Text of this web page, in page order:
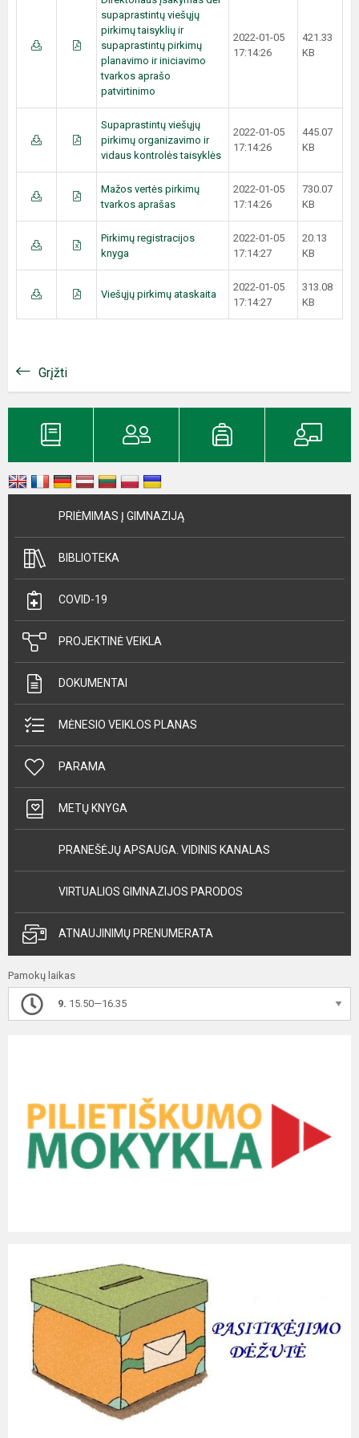
supaprastintų viešųjų
pirkimų taisyklių ir
supaprastintų pirkimų
planavimo ir iniciavimo
tvarkos aprašo
patvirtinimo
2022-01-05
17:14:26
421.33
KB
Supaprastintų viešųjų
pirkimų organizavimo ir
vidaus kontrolės taisyklės
2022-01-05
17:14:26
445.07
KB
Mažos vertės pirkimų
tvarkos aprašas
2022-01-05
17:14:26
730.07
KB
Pirkimų registracijos
knyga
2022-01-05
17:14:27
20.13
KB
Viešųjų pirkimų ataskaita
2022-01-05
17:14:27
313.08
KB
Grįžti
PRIĖMIMAS Į GIMNAZIJĄ
BIBLIOTEKA
COVID-19
PROJEKTINĖ VEIKLA
DOKUMENTAI
MĖNESIO VEIKLOS PLANAS
PARAMA
METŲ KNYGA
PRANEŠĖJŲ APSAUGA. VIDINIS KANALAS
VIRTUALIOS GIMNAZIJOS PARODOS
ATNAUJINIMŲ PRENUMERATA
Pamokų laikas
9. 15.50—16.35